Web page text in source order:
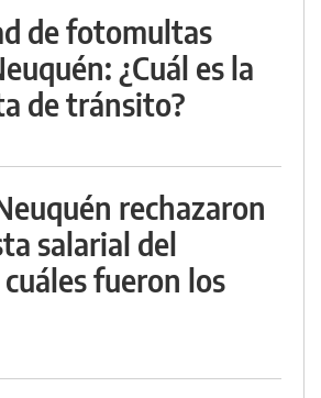
de fotomultas
¿Cuál es la
de tránsito?
rechazaron
salarial del
fueron los